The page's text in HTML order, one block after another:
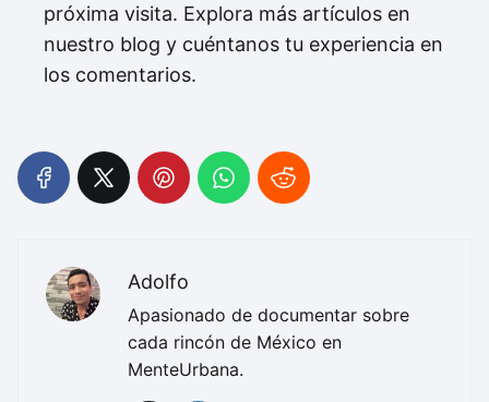
próxima visita. Explora más artículos en
nuestro blog y cuéntanos tu experiencia en
los comentarios.
Adolfo
Apasionado de documentar sobre
cada rincón de México en
MenteUrbana.